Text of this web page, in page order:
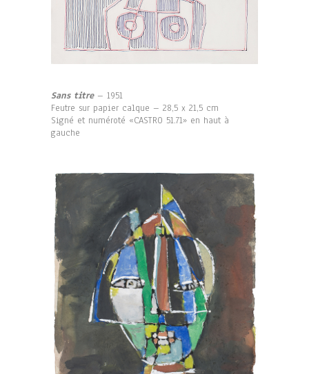
Sans titre – 1951
Feutre sur papier calque – 28,5 x 21,5 cm
Signé et numéroté «CASTRO 51.71» en haut à
gauche